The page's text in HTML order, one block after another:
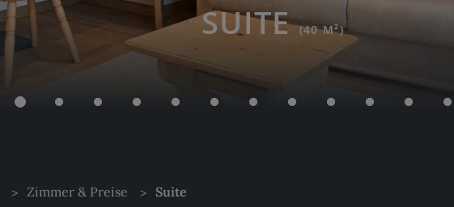
SUITE(40 M²)
Zimmer & Preise Suite